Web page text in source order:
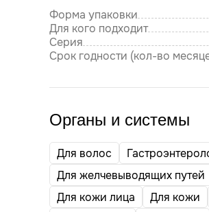
Форма упаковки
Для кого подходит
Серия
Срок годности (кол-во
Органы и системы
Для волос
Для желчевыводящих путей
Для кожи лица
Для кожи